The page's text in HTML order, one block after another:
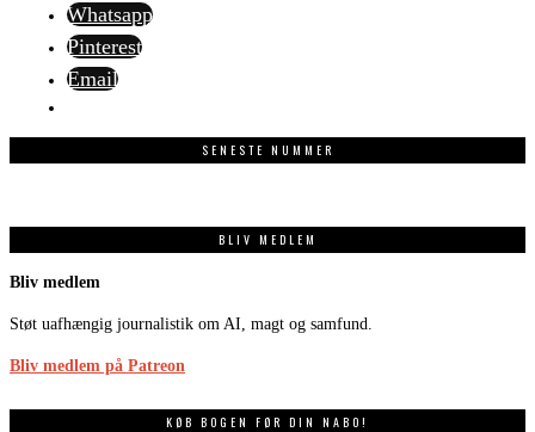
Whatsapp
Pinterest
Email
SENESTE NUMMER
BLIV MEDLEM
Bliv medlem
Støt uafhængig journalistik om AI, magt og samfund.
Bliv medlem på Patreon
KØB BOGEN FØR DIN NABO!